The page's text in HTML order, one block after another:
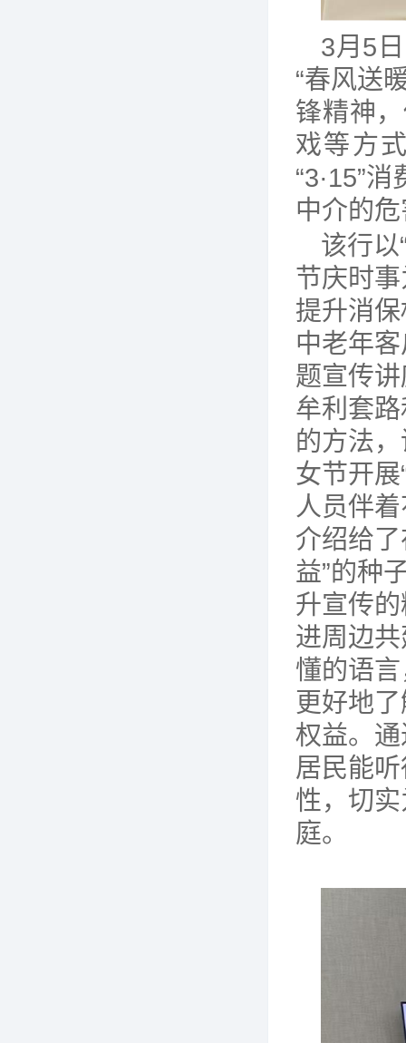
3月5
“春风送
锋精神
戏等方
“3·15”
中介的
该行以
节庆时
提升消
中老年
题宣传
牟利套
的方法
女节开
人员伴
介绍给
益”的种
升宣传
进周 边
懂的语
更好地
权益。
居民能
性，切
庭。